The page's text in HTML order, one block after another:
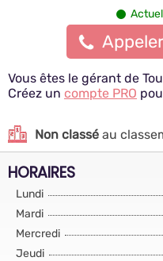
Vous êtes le gérant de
Créez un compte PRO
Non classé au
HORAIRES
Lundi
Mardi
Mercredi
Jeudi